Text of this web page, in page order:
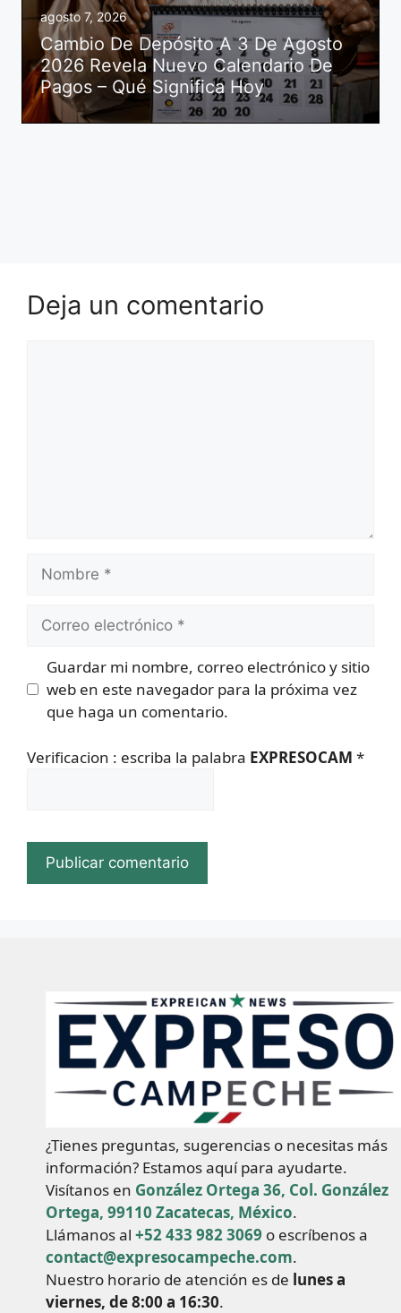
agosto 7, 2026
Cambio De Depósito A 3 De Agosto
2026 Revela Nuevo Calendario De
Pagos – Qué Significa Hoy
Deja un comentario
Nombre
Correo
Guardar mi nombre, correo electrónico y sitio
web en este navegador para la próxima vez
que haga un comentario.
Verificacion : escriba la palabra EXPRESOCAM *
¿Tienes preguntas, sugerencias o necesitas más
información? Estamos aquí para ayudarte.
Visítanos en González Ortega 36, Col. González
Ortega, 99110 Zacatecas, México.
Llámanos al +52 433 982 3069 o escríbenos a
contact@expresocampeche.com.
Nuestro horario de atención es de lunes a
viernes, de 8:00 a 16:30.